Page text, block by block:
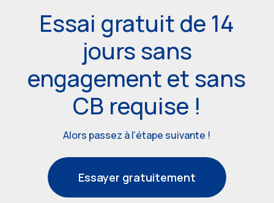
Essai gratuit de 14
jours sans
engagement et sans
CB requise !
Alors passez à l’étape suivante !
Essayer gratuitement